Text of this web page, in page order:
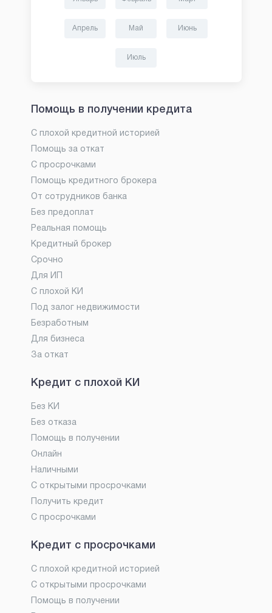
Апрель Май Июнь
Июль
Помощь в получении кредита
С плохой кредитной историей
Помощь за откат
С просрочками
Помощь кредитного брокера
От сотрудников банка
Без предоплат
Реальная помощь
Кредитный брокер
Срочно
Для ИП
С плохой КИ
Под залог недвижимости
Безработным
Для бизнеса
За откат
Кредит с плохой КИ
Без КИ
Без отказа
Помощь в получении
Онлайн
Наличными
С открытыми просрочками
Получить кредит
С просрочками
Кредит с просрочками
С плохой кредитной историей
С открытыми просрочками
Помощь в получении